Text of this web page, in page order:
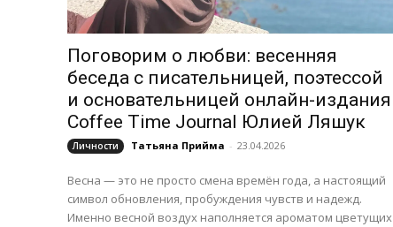
Поговорим о любви: весенняя
беседа с писательницей, поэтессой
и основательницей онлайн-издания
Coffee Time Journal Юлией Ляшук
Личности Татьяна Прийма - 23.04.2026
Весна — это не просто смена времён года, а настоящий
символ обновления, пробуждения чувств и надежд.
Именно весной воздух наполняется ароматом цветущих